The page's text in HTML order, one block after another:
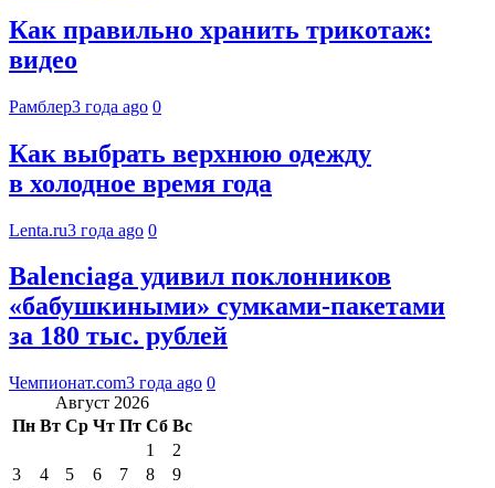
Как правильно хранить трикотаж:
видео
Рамблер3 года ago 0
Как выбрать верхнюю одежду
в холодное время года
Lenta.ru3 года ago 0
Balenciaga удивил поклонников
«бабушкиными» сумками-пакетами
за 180 тыс. рублей
Чемпионат.com3 года ago 0
Август 2026
Пн Вт Ср Чт Пт Сб Вс
1
2
3
4 5 6 7 8
9